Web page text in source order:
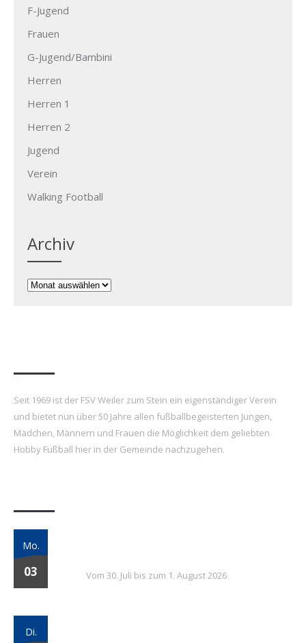
F-Jugend
Frauen
G-Jugend/Bambini
Herren
Herren 1
Herren 2
Jugend
Verein
Walking Football
Archiv
Archiv
Seit 1969 ist der FSV Weiler zum Stein ein eigenständiger Verein
und bietet nun über 50 Jahre allen fußballbegeisterten Jungen,
Mädchen, Männern und Frauen die Möglichkeit dem geliebten
Hobby Fußball hier in der Gemeinde nachzugehen.
Mo.
03 Vom 30. Juli bis zum 1. August 2026
Di.